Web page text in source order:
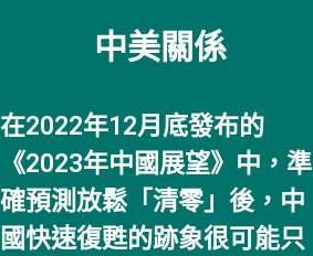
中美關係
在2022年12月底發布的
《2023年中國展望》中，準
確預測放鬆「清零」後，中
國快速復甦的跡象很可能只